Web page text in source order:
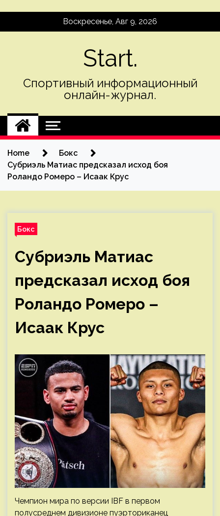
Воскресенье, Авг 9, 2026
Start.
Спортивный информационный
онлайн-журнал.
Home
Бокс
Субриэль Матиас предсказал исход боя
Роландо Ромеро – Исаак Крус
Бокс
Субриэль Матиас
предсказал исход боя
Роландо Ромеро –
Исаак Крус
Чемпион мира по версии IBF в первом
полусреднем дивизионе пуэрториканец